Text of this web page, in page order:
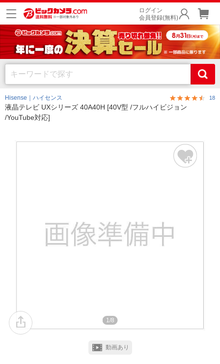
ログイン
会員登録(無料)
Hisense｜ハイセンス 18
液晶テレビ UXシリーズ 40A40H [40V型 /フルハイビジョン
/YouTube対応]
1/8
動画あり